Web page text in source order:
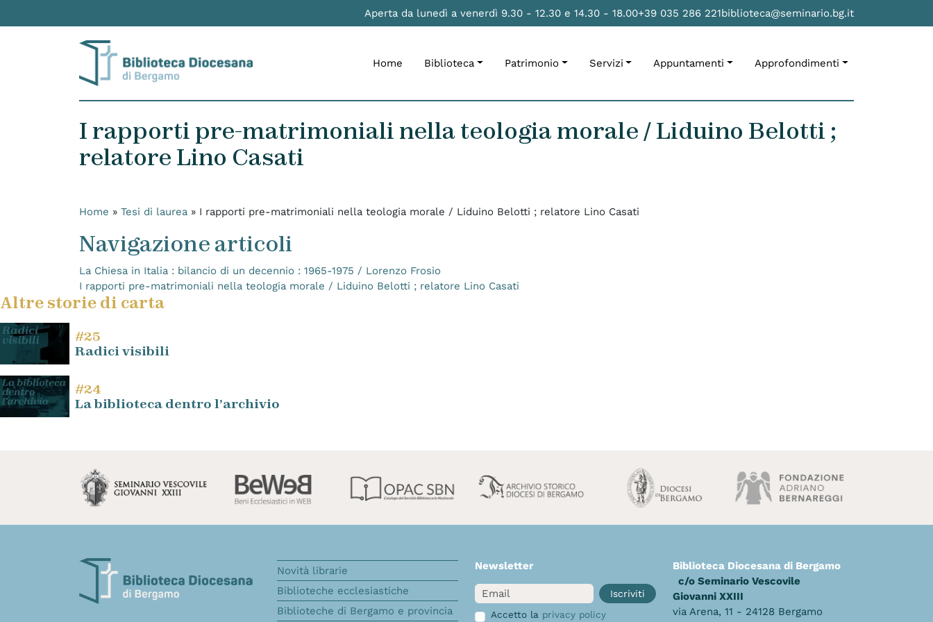
Aperta da lunedì a venerdì 9.30 - 12.30 e 14.30 - 18.00+39 035 286 221biblioteca@seminario.bg.it
Home Biblioteca Patrimonio Servizi Appuntamenti Approfondimenti
I rapporti pre-matrimoniali nella teologia morale / Liduino Belotti ;
relatore Lino Casati
Home » Tesi di laurea » I rapporti pre-matrimoniali nella teologia morale / Liduino Belotti ; relatore Lino Casati
Navigazione articoli
La Chiesa in Italia : bilancio di un decennio : 1965-1975 / Lorenzo Frosio
I rapporti pre-matrimoniali nella teologia morale / Liduino Belotti ; relatore Lino Casati
Altre storie di carta
#25
Radici visibili
#24
La biblioteca dentro l’archivio
Novità librarie
Biblioteche ecclesiastiche
Biblioteche di Bergamo e provincia
Newsletter
Email
Iscriviti
Accetto la privacy policy
Biblioteca Diocesana di Bergamo
c/o Seminario Vescovile
Giovanni XXIII
via Arena, 11 - 24128 Bergamo